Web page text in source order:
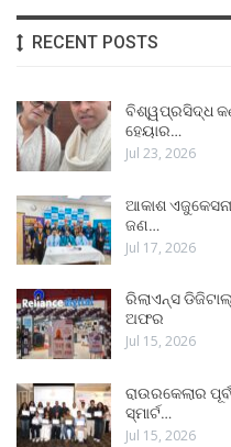
RECENT POSTS
ବିଶ୍ୱପ୍ରସିଦ୍ଧ
ହେୟାର…
Jul 23, 2026
ଆକାଶ
ଜଣ…
Jul 17, 2026
ରିଲାଏନ୍ସ
ଅଫର
Jul 15, 2026
ରାଉରକେଲାର
ସ୍ମାର୍ଟ…
Jul 15, 2026